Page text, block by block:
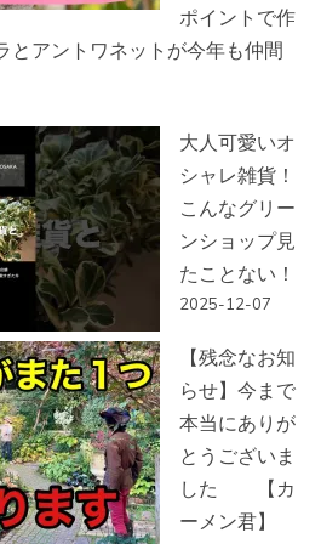
ポイントで作
とアントワネットが今年も仲間
大人可愛いオ
シャレ雑貨！
こんなグリー
ンショップ見
たことない！
2025-12-07
【残念なお知
らせ】今まで
本当にありが
とうございま
した 【カ
ーメン君】